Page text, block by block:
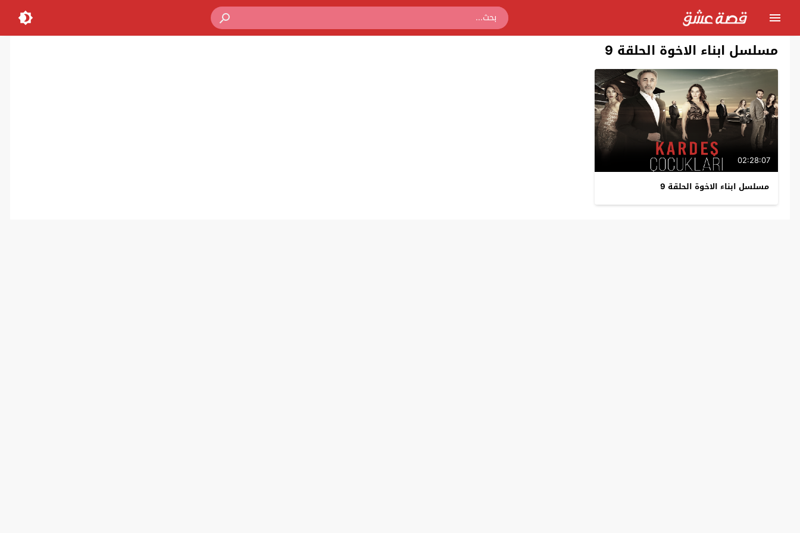
مسلسل ابناء الاخوة الحلقة 9
02:28:07
مسلسل ابناء الاخوة الحلقة 9